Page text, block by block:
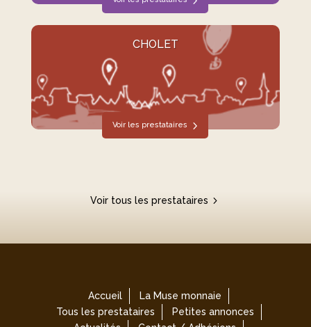
CHOLET
Voir les prestataires
Voir tous les prestataires
Accueil
La Muse monnaie
Tous les prestataires
Petites annonces